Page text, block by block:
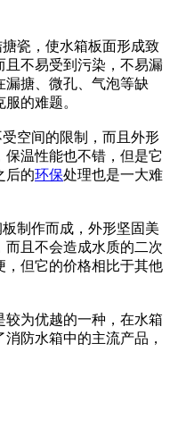
瓷，使水箱板面形成致
且不易受到污染，不易漏
漏搪、微孔、气泡等缺
的难题。
空间的限制，而且外形
温性能也不错，但是它
后的环保处理也是一大难
制作而成，外形坚固美
且不会造成水质的二次
，但它的价格相比于其他
较为优越的一种，在水箱
防水箱中的主流产品，